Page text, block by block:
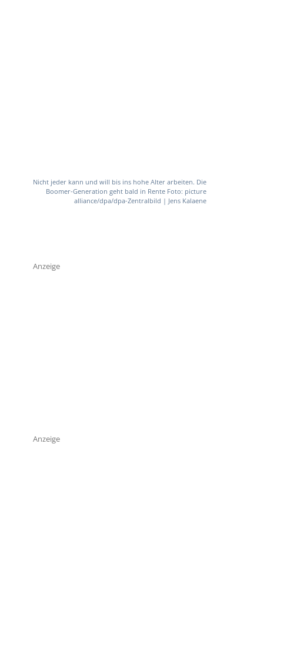
Nicht jeder kann und will bis ins hohe Alter arbeiten. Die
Boomer-Generation geht bald in Rente Foto: picture
alliance/dpa/dpa-Zentralbild | Jens Kalaene
Anzeige
Anzeige